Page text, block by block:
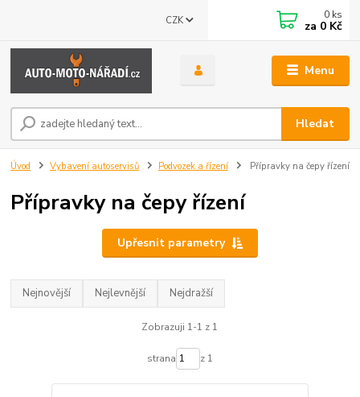
Menu
CZK
Hledat
0 ks
za 0 Kč
Úvod Vybavení autoservisů Podvozek a řízení Přípravky na čepy řízení
Přípravky na čepy řízení
Upřesnit parametry
Nejnovější Nejlevnější Nejdražší
Zobrazuji 1-1 z 1
strana z 1